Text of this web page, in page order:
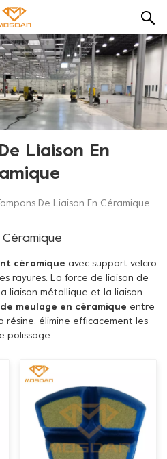
Liaison En
Tampons De Liaison En Céramique
céramique avec support velcro
rayures. La force de liaison de
liaison métallique et la liaison
meulage en céramique entre
résine, élimine efficacement les
polissage.